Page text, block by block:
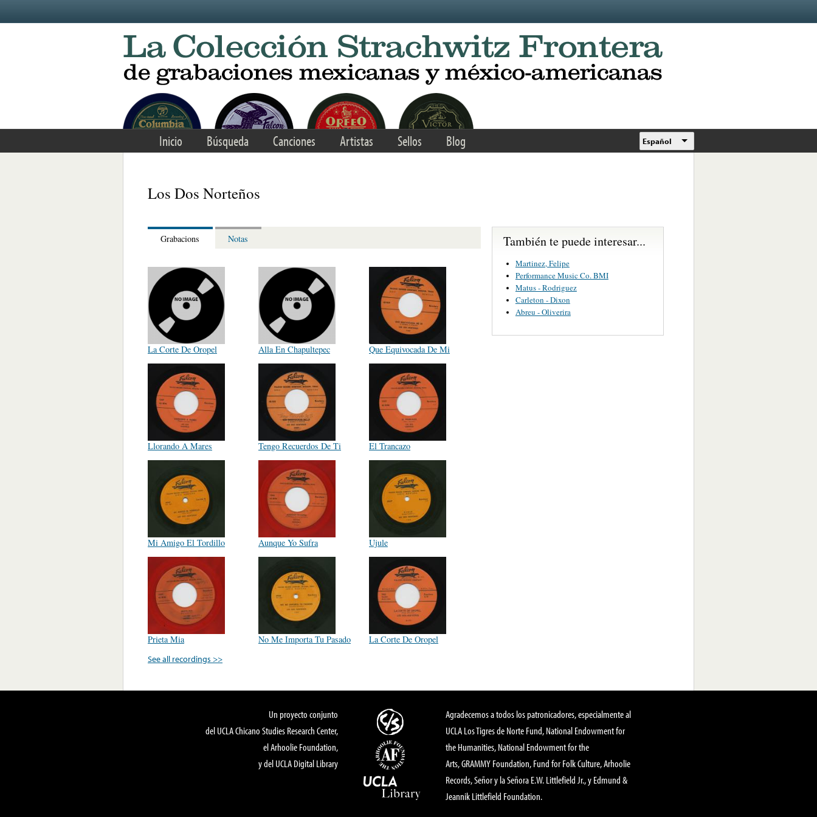
Inicio Búsqueda Canciones Artistas Sellos Blog Español
Los Dos Norteños
Grabacions Notas
La Corte De Oropel Alla En Chapultepec Que Equivocada De Mi
Llorando A Mares Tengo Recuerdos De Ti El Trancazo
Mi Amigo El Tordillo Aunque Yo Sufra Ujule
Prieta Mia No Me Importa Tu Pasado
La Corte De Oropel
See all recordings >>
También te puede interesar...
Martinez, Felipe
Performance Music Co. BMI
Matus - Rodriguez
Carleton - Dixon
Abreu - Oliverira
Un proyecto conjunto
del UCLA Chicano Studies Research Center,
el Arhoolie Foundation,
y del UCLA Digital Library
Agradecemos a todos los patronicadores, especialmente al
UCLA Los Tigres de Norte Fund, National Endowment for
the Humanities, National Endowment for the
Arts, GRAMMY Foundation, Fund for Folk Culture, Arhoolie
Records, Señor y la Señora E.W. Littlefield Jr., y Edmund &
Jeannik Littlefield Foundation.